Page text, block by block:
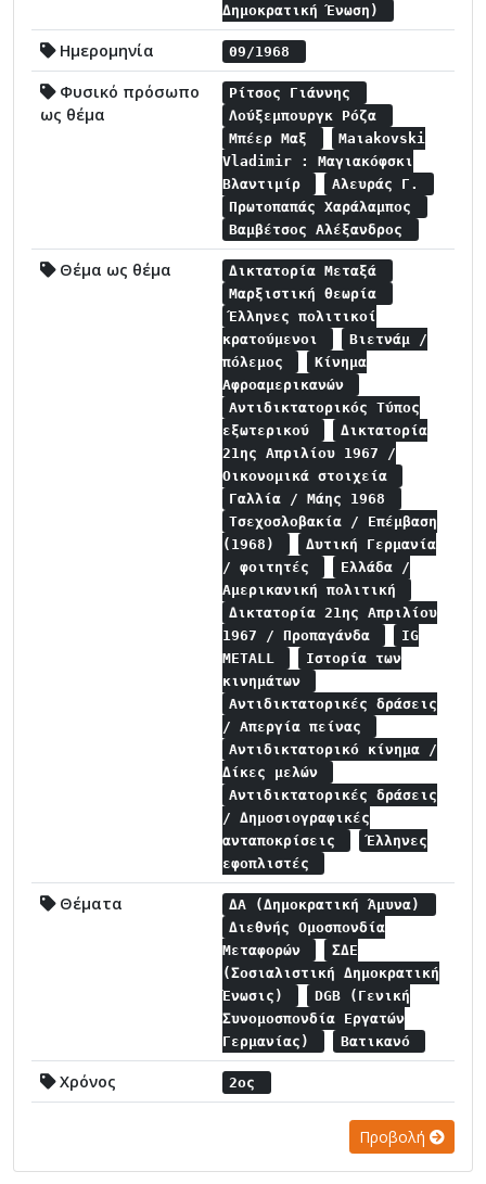
Δημοκρατική Ένωση)
Ημερομηνία 09/1968
Φυσικό πρόσωπο
ως θέμα
Ρίτσος Γιάννης
Λούξεμπουργκ Ρόζα
Μπέερ Μαξ
Maιakovski
Vladimir : Μαγιακόφσκι
Βλαντιμίρ
Αλευράς Γ.
Πρωτοπαπάς Χαράλαμπος
Βαμβέτσος Αλέξανδρος
Θέμα ως θέμα
Δικτατορία Μεταξά
Μαρξιστική θεωρία
Έλληνες πολιτικοί
κρατούμενοι
Βιετνάμ /
πόλεμος
Κίνημα
Αφροαμερικανών
Αντιδικτατορικός Τύπος
εξωτερικού
Δικτατορία
21ης Απριλίου 1967 /
Οικονομικά στοιχεία
Γαλλία / Μάης 1968
Τσεχοσλοβακία / Επέμβαση
(1968)
Δυτική Γερμανία
/ φοιτητές
Ελλάδα /
Αμερικανική πολιτική
Δικτατορία 21ης Απριλίου
1967 / Προπαγάνδα
IG
METALL
Ιστορία των
κινημάτων
Αντιδικτατορικές δράσεις
/ Απεργία πείνας
Αντιδικτατορικό κίνημα /
Δίκες μελών
Αντιδικτατορικές δράσεις
/ Δημοσιογραφικές
ανταποκρίσεις
Έλληνες
εφοπλιστές
Θέματα
ΔΑ (Δημοκρατική Άμυνα)
Διεθνής Ομοσπονδία
Μεταφορών
ΣΔΕ
(Σοσιαλιστική Δημοκρατική
Ένωσις)
DGB (Γενική
Συνομοσπονδία Εργατών
Γερμανίας)
Βατικανό
Χρόνος 2ος
Προβολή